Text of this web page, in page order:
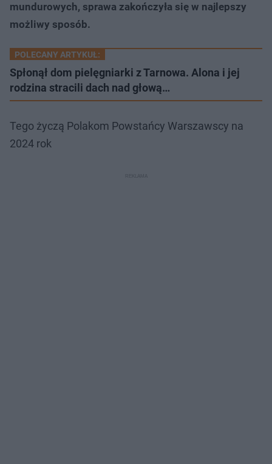
mundurowych, sprawa zakończyła się w najlepszy
możliwy sposób.
POLECANY ARTYKUŁ:
Spłonął dom pielęgniarki z Tarnowa. Alona i jej
rodzina stracili dach nad głową…
Tego życzą Polakom Powstańcy Warszawscy na
2024 rok